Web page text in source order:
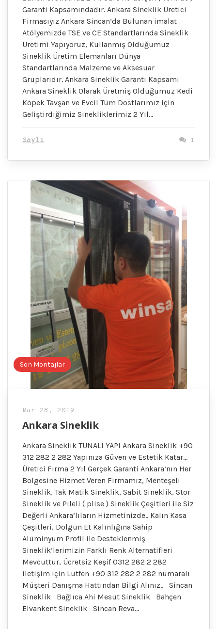
Garanti Kapsamındadır. Ankara Sineklik Üretici
Firmasıyız Ankara Sincan’da Bulunan imalat
Atölyemizde TSE ve CE Standartlarında Sineklik
Üretimi Yapıyoruz, Kullanmış Olduğumuz
Sineklik Üretim Elemanları Dünya
Standartlarında Malzeme ve Aksesuar
Gruplarıdır. Ankara Sineklik Garanti Kapsamı
Ankara Sineklik Olarak Üretmiş Olduğumuz Kedi
Köpek Tavşan ve Evcil Tüm Dostlarımız için
Geliştirdiğimiz Sinekliklerimiz 2 Yıl…
Sayli 1
Son Montajlar
Mar 28, 2019
Ankara Sineklik
Ankara Sineklik TUNALI YAPI Ankara Sineklik +90
312 282 2 282 Yapınıza Güven ve Estetik Katar…
Üretici Firma 2 Yıl Gerçek Garanti Ankara’nın Her
Bölgesine Hizmet Veren Firmamız, Menteşeli
Sineklik, Tak Matik Sineklik, Sabit Sineklik, Stor
Sineklik ve Pileli ( plise ) Sineklik Çeşitleri ile Siz
Değerli Ankara’lıların Hizmetinizde.. Kalın Kasa
Çeşitleri, Dolgun Et Kalınlığına Sahip
Alüminyum Profil ile Desteklenmiş
Sineklik’lerimizin Farklı Renk Alternatifleri
Mevcuttur, Ücretsiz Keşif 0312 282 2 282
iletişim için Lütfen +90 312 282 2 282 numaralı
Müşteri Danışma Hattından Bilgi Alınız.. Sincan
Sineklik Bağlıca Ahi Mesut Sineklik Bahçen
Elvankent Sineklik Sincan Reva…